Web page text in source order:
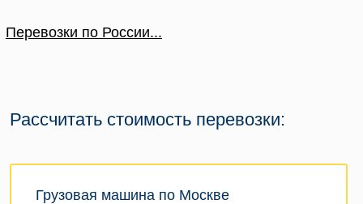
Перевозки по России...
Рассчитать стоимость перевозки:
Грузовая машина по Москве